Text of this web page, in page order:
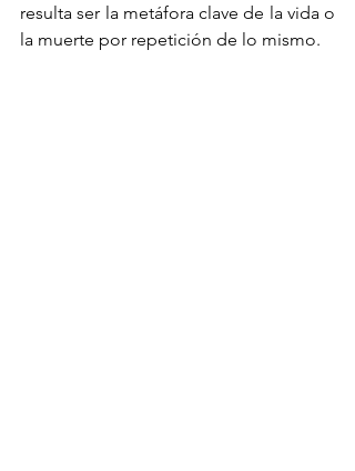
resulta ser la metáfora clave de la vida o
la muerte por repetición de lo mismo.